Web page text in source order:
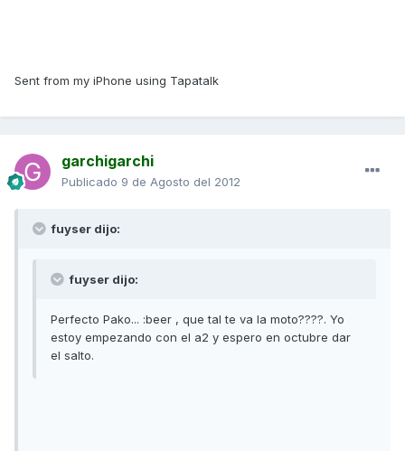
Sent from my iPhone using Tapatalk
garchigarchi
Publicado 9 de Agosto del 2012
fuyser dijo:
fuyser dijo:
Perfecto Pako... :beer , que tal te va la moto????. Yo
estoy empezando con el a2 y espero en octubre dar
el salto.